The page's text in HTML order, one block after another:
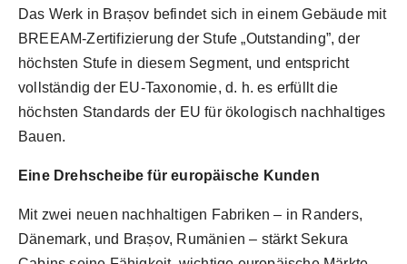
Das Werk in Brașov befindet sich in einem Gebäude mit
BREEAM-Zertifizierung der Stufe „Outstanding”, der
höchsten Stufe in diesem Segment, und entspricht
vollständig der EU-Taxonomie, d. h. es erfüllt die
höchsten Standards der EU für ökologisch nachhaltiges
Bauen.
Eine Drehscheibe für europäische Kunden
Mit zwei neuen nachhaltigen Fabriken – in Randers,
Dänemark, und Brașov, Rumänien – stärkt Sekura